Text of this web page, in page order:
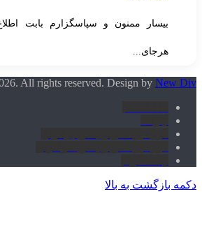
بیسار ممنون و سپاسگزارم بابت
هرجای...
All rights reserved. Design byNew
بازگشت به بالا